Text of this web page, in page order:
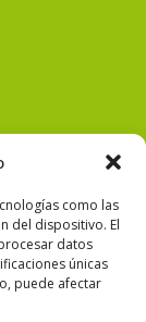
como las
del dispositivo. El
datos
únicas
puede afectar